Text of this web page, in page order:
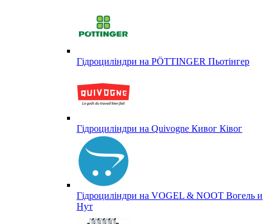
Гідроциліндри на PÖTTINGER Пьотінгер
Гідроциліндри на Quivogne Кивог Ківог
Гідроциліндри на VOGEL & NOOT Вогель и
Нут